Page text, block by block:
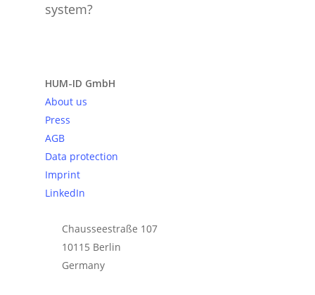
system?
HUM-ID GmbH
About us
Press
AGB
Data protection
Imprint
LinkedIn
Chausseestraße 107
10115 Berlin
Germany